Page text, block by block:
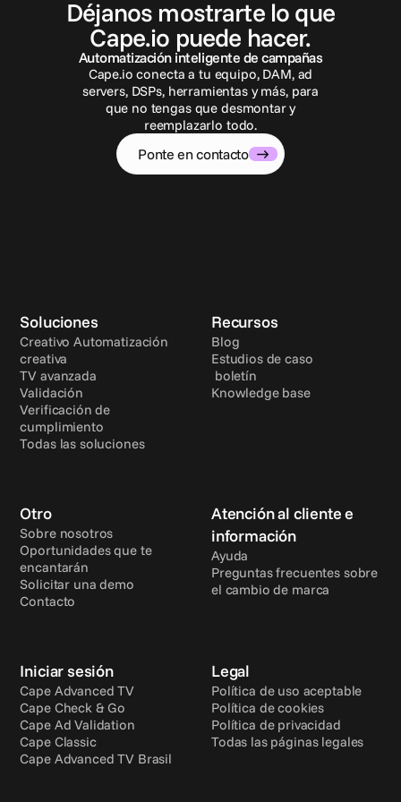
Déjanos mostrarte lo que
Cape.io puede hacer.
Automatización inteligente de campañas
Cape.io conecta a tu equipo, DAM, ad
servers, DSPs, herramientas y más, para
que no tengas que desmontar y
reemplazarlo todo.
Ponte en contacto
Soluciones
Creativo Automatización
creativa
TV avanzada
Validación
Verificación de
cumplimiento
Todas las soluciones
Recursos
Blog
Estudios de caso
boletín
Knowledge base
Otro
Sobre nosotros
Oportunidades que te
encantarán
Solicitar una demo
Contacto
Atención al cliente e
información
Ayuda
Preguntas frecuentes sobre
el cambio de marca
Iniciar sesión
Cape Advanced TV
Cape Check & Go
Cape Ad Validation
Cape Classic
Cape Advanced TV Brasil
Legal
Política de uso aceptable
Política de cookies
Política de privacidad
Todas las páginas legales